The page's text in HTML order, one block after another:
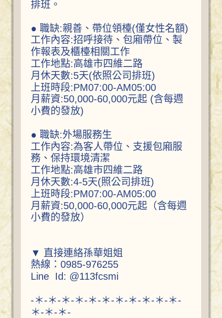
排班。
● 職缺:親善、帶位領檯(僅女性名額)
工作內容:招呼接待、包廂帶位、製
作報表及櫃檯相關工作
工作地點:高雄市四維二路
月休天數:5天(依照公司排班)
上班時段:PM07:00-AM05:00
月薪資:50,000-60,000元起 (含每週
小費的發放)
● 職缺:外場服務生
工作內容:為客人帶位、支援包廂服
務、保持環境清潔
工作地點:高雄市四維二路
月休天數:4-5天(照公司排班)
上班時段:PM07:00-AM05:00
月薪資:50,000-60,000元起（含每週
小費的發放）
▼ 直接連絡孫華姐姐
熱線：0985-976255
Line Id: @113fcsmi
-＊-＊-＊-＊-＊-＊-＊-＊-＊-＊-＊-
＊-＊-＊-